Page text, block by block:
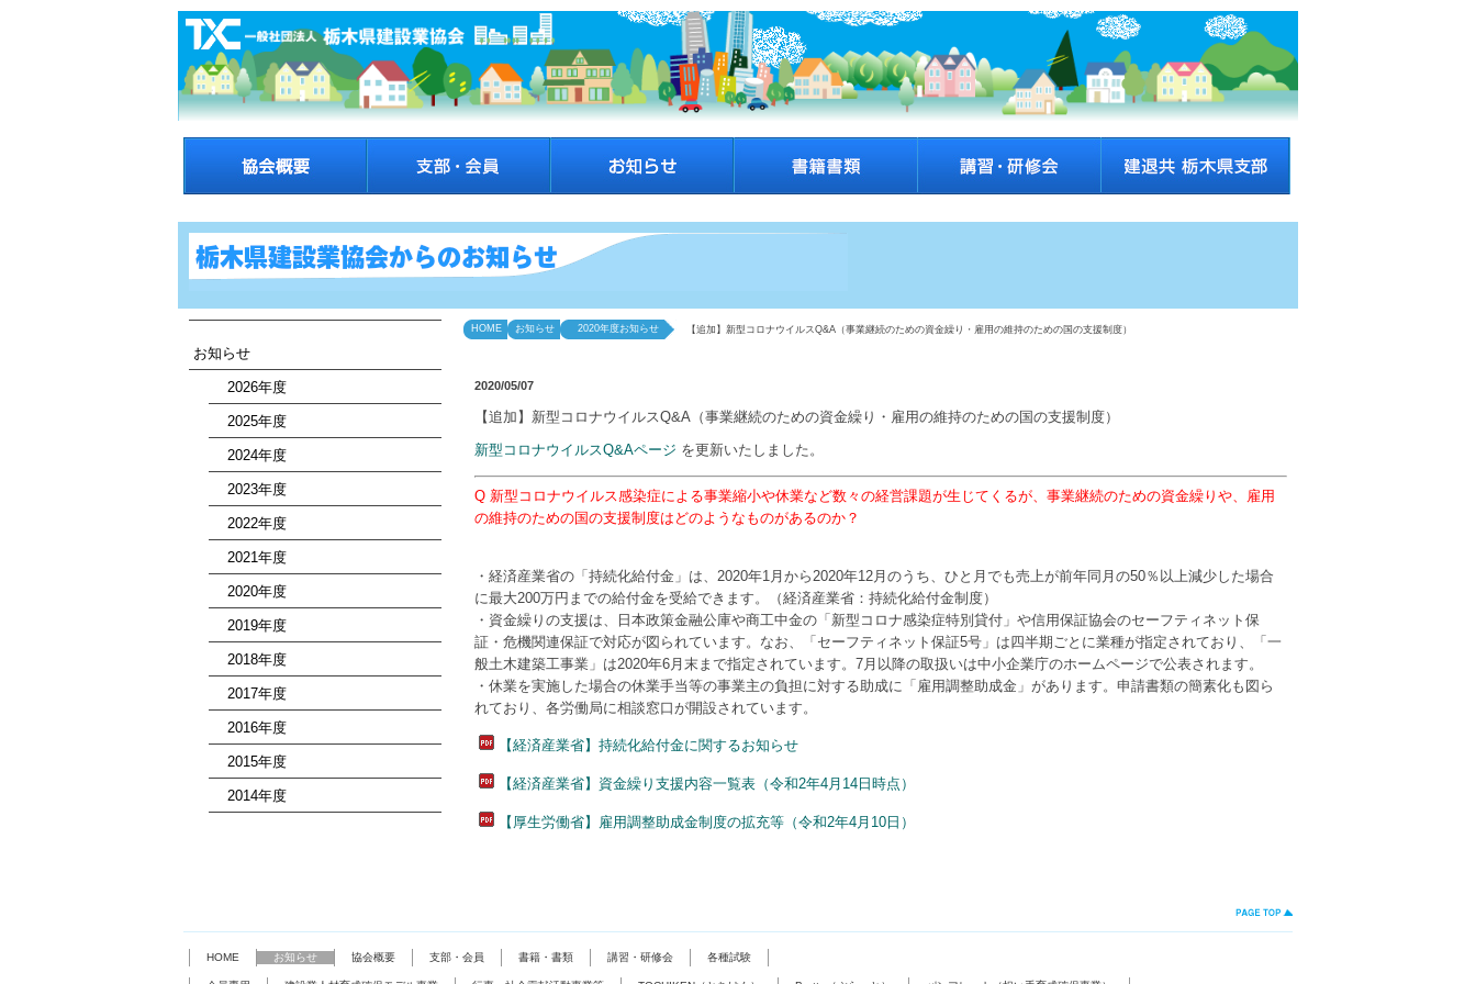
お知らせ
2026年度
2025年度
2024年度
2023年度
2022年度
2021年度
2020年度
2019年度
2018年度
2017年度
2016年度
2015年度
2014年度
HOME お知らせ 2020年度お知らせ 【追加】新型コロナウイルスQ&A（事業継続のための資金繰り・雇用の維持のための国の支援制度）
2020/05/07
【追加】新型コロナウイルスQ&A（事業継続のための資金繰り・雇用の維持のための国の支援制度）
新型コロナウイルスQ&Aページ を更新いたしました。
Q 新型コロナウイルス感染症による事業縮小や休業など数々の経営課題が生じてくるが、事業継続のための資金繰りや、雇用
の維持のための国の支援制度はどのようなものがあるのか？
・経済産業省の「持続化給付金」は、2020年1月から2020年12月のうち、ひと月でも売上が前年同月の50％以上減少した場合
に最大200万円までの給付金を受給できます。（経済産業省：持続化給付金制度）
・資金繰りの支援は、日本政策金融公庫や商工中金の「新型コロナ感染症特別貸付」や信用保証協会のセーフティネット保
証・危機関連保証で対応が図られています。なお、「セーフティネット保証5号」は四半期ごとに業種が指定されており、「一
般土木建築工事業」は2020年6月末まで指定されています。7月以降の取扱いは中小企業庁のホームページで公表されます。
・休業を実施した場合の休業手当等の事業主の負担に対する助成に「雇用調整助成金」があります。申請書類の簡素化も図ら
れており、各労働局に相談窓口が開設されています。
【経済産業省】持続化給付金に関するお知らせ
【経済産業省】資金繰り支援内容一覧表（令和2年4月14日時点）
【厚生労働省】雇用調整助成金制度の拡充等（令和2年4月10日）
HOME お知らせ 協会概要 支部・会員 書籍・書類 講習・研修会 各種試験